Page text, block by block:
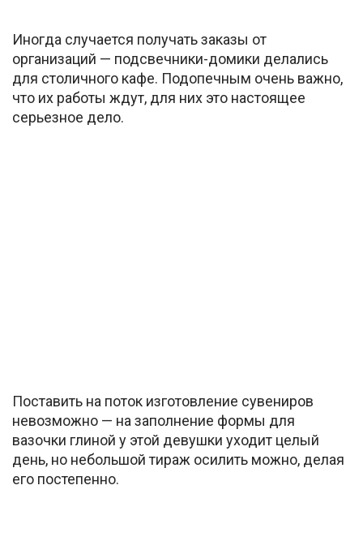
Иногда случается получать заказы от
организаций — подсвечники-домики делались
для столичного кафе. Подопечным очень важно,
что их работы ждут, для них это настоящее
серьезное дело.
Поставить на поток изготовление сувениров
невозможно — на заполнение формы для
вазочки глиной у этой девушки уходит целый
день, но небольшой тираж осилить можно, делая
его постепенно.